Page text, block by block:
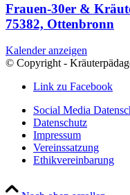
Frauen-30er &
75382, Ottenbronn
Kalender anzeigen
© Copyright -
Link zu Facebook
Social Media
Datenschutz
Impressum
Vereinssatzung
Ethikvereinbarung